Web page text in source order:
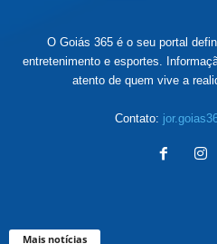
O Goiás 365 é o seu portal
entretenimento e esportes.
atento de quem vive a
Contato:
Mais notícias